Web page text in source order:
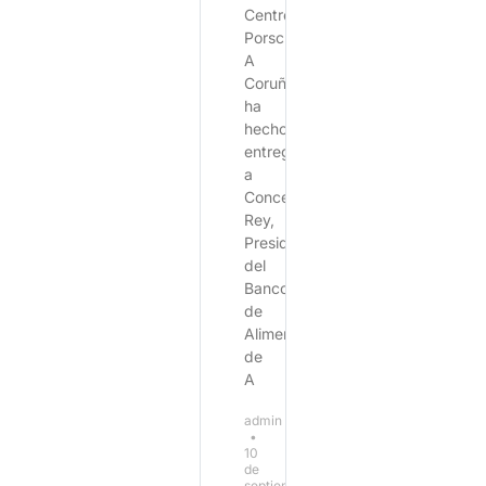
Centro
Porsche
A
Coruña,
ha
hecho
entrega
a
Concepción
Rey,
Presidenta
del
Banco
de
Alimentos
de
A
admin
10
de